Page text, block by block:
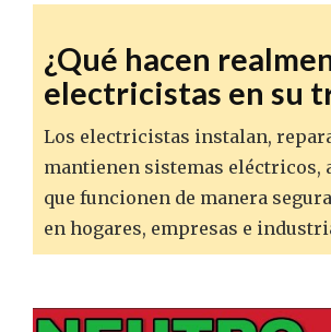
¿Qué hacen
electricistas en su
Los electricistas instalan,
mantienen sistemas eléctricos,
que funcionen de manera
en hogares, empresas e